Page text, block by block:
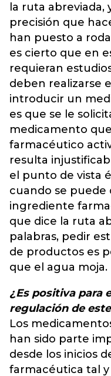
la ruta
precisión que
han puesto a
es cierto que en
requieran
deben realizarse
introducir un
es que se le
medicamento
farmacéutico
resulta
el punto de vista
cuando se puede
ingrediente
que dice la ruta
palabras, pedir
de productos es
que el agua moja.
¿Es positiva para
regulación de
Los
han sido parte
desde los inicios
farmacéutica tal